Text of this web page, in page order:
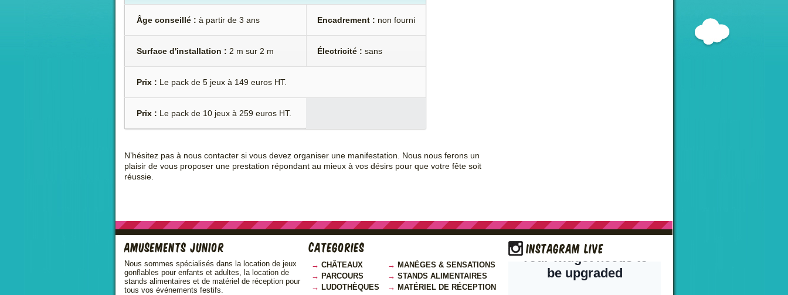
Âge conseillé : à partir de 3 ans Encadrement : non fourni
Surface d'installation : 2 m sur 2 m Électricité : sans
Prix : Le pack de 5 jeux à 149 euros HT.
Prix : Le pack de 10 jeux à 259 euros HT.
N’hésitez pas à nous contacter si vous devez organiser une manifestation. Nous nous ferons un
plaisir de vous proposer une prestation répondant au mieux à vos désirs pour que votre fête soit
réussie.
Amusements Junior
Nous sommes spécialisés dans la location de jeux
gonflables pour enfants et adultes, la location de
stands alimentaires et de matériel de réception pour
tous vos événements festifs.
Categories
CHÂTEAUX
PARCOURS
LUDOTHÈQUES
MANÈGES & SENSATIONS
STANDS ALIMENTAIRES
MATÉRIEL DE RÉCEPTION
Instagram live